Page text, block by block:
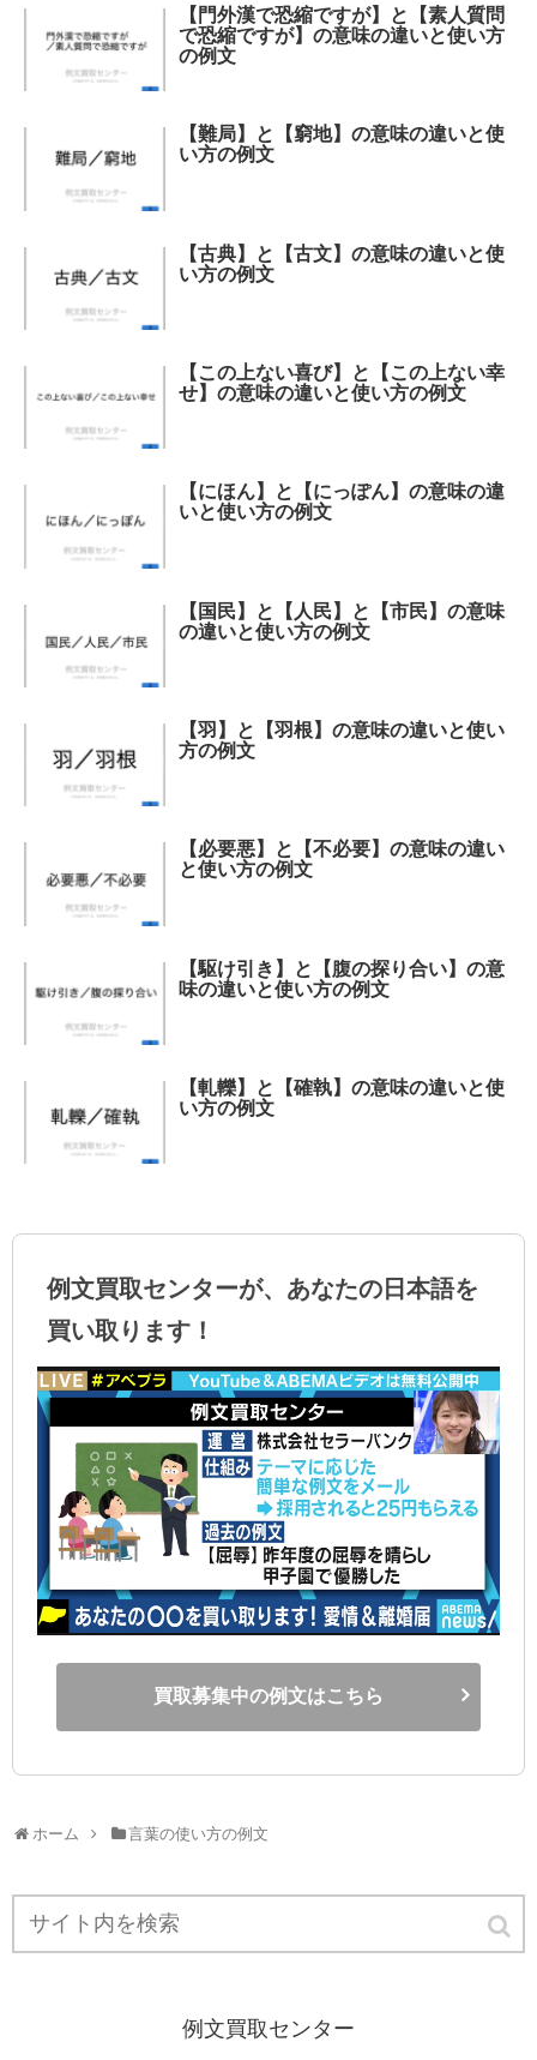
【門外漢で恐縮ですが】と【素人質問
で恐縮ですが】の意味の違いと使い方
の例文
【難局】と【窮地】の意味の違いと使
い方の例文
【古典】と【古文】の意味の違いと使
い方の例文
【この上ない喜び】と【この上ない幸
せ】の意味の違いと使い方の例文
【にほん】と【にっぽん】の意味の違
いと使い方の例文
【国民】と【人民】と【市民】の意味
の違いと使い方の例文
【羽】と【羽根】の意味の違いと使い
方の例文
【必要悪】と【不必要】の意味の違い
と使い方の例文
【駆け引き】と【腹の探り合い】の意
味の違いと使い方の例文
【軋轢】と【確執】の意味の違いと使
い方の例文
例文買取センターが、あなたの日本語を
買い取ります！
買取募集中の例文はこちら
ホーム 言葉の使い方の例文
例文買取センター